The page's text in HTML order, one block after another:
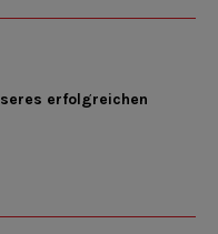
erfolgreichen